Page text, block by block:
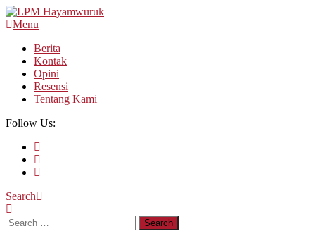
Skip
ToMenu
Berita
Kontak
Opini
Resensi
Tentang Kami
Follow Us:
Search
Search